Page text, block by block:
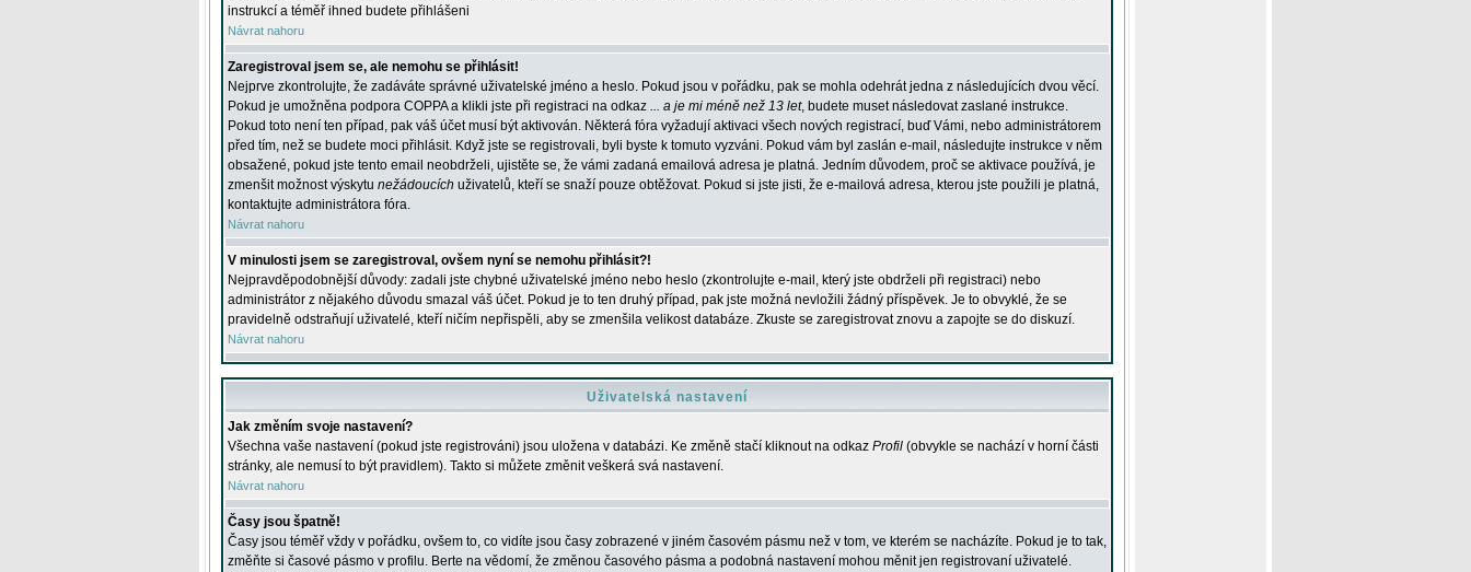
instrukcí a téměř ihned budete přihlášeni
Návrat nahoru
Zaregistroval jsem se, ale nemohu se přihlásit!
Nejprve zkontrolujte, že zadáváte správné uživatelské jméno a heslo. Pokud jsou v pořádku, pak se mohla odehrát jedna z následujících dvou věcí.
Pokud je umožněna podpora COPPA a klikli jste při registraci na odkaz ... a je mi méně než 13 let, budete muset následovat zaslané instrukce.
Pokud toto není ten případ, pak váš účet musí být aktivován. Některá fóra vyžadují aktivaci všech nových registrací, buď Vámi, nebo administrátorem
před tím, než se budete moci přihlásit. Když jste se registrovali, byli byste k tomuto vyzváni. Pokud vám byl zaslán e-mail, následujte instrukce v něm
obsažené, pokud jste tento email neobdrželi, ujistěte se, že vámi zadaná emailová adresa je platná. Jedním důvodem, proč se aktivace používá, je
zmenšit možnost výskytu nežádoucích uživatelů, kteří se snaží pouze obtěžovat. Pokud si jste jisti, že e-mailová adresa, kterou jste použili je platná,
kontaktujte administrátora fóra.
Návrat nahoru
V minulosti jsem se zaregistroval, ovšem nyní se nemohu přihlásit?!
Nejpravděpodobnější důvody: zadali jste chybné uživatelské jméno nebo heslo (zkontrolujte e-mail, který jste obdrželi při registraci) nebo
administrátor z nějakého důvodu smazal váš účet. Pokud je to ten druhý případ, pak jste možná nevložili žádný příspěvek. Je to obvyklé, že se
pravidelně odstraňují uživatelé, kteří ničím nepřispěli, aby se zmenšila velikost databáze. Zkuste se zaregistrovat znovu a zapojte se do diskuzí.
Návrat nahoru
Uživatelská nastavení
Jak změním svoje nastavení?
Všechna vaše nastavení (pokud jste registrováni) jsou uložena v databázi. Ke změně stačí kliknout na odkaz Profil (obvykle se nachází v horní části
stránky, ale nemusí to být pravidlem). Takto si můžete změnit veškerá svá nastavení.
Návrat nahoru
Časy jsou špatně!
Časy jsou téměř vždy v pořádku, ovšem to, co vidíte jsou časy zobrazené v jiném časovém pásmu než v tom, ve kterém se nacházíte. Pokud je to tak,
změňte si časové pásmo v profilu. Berte na vědomí, že změnou časového pásma a podobná nastavení mohou měnit jen registrovaní uživatelé.